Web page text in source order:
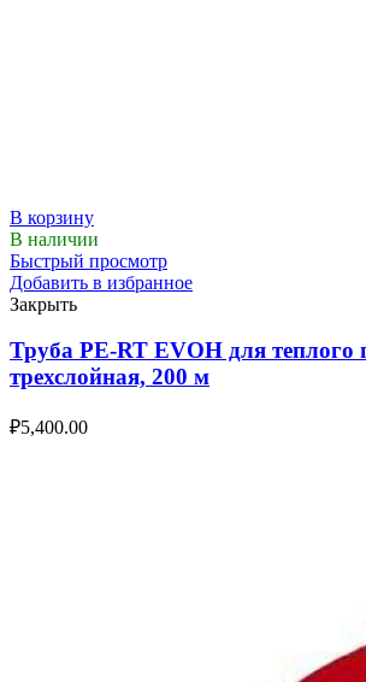
В корзину
В наличии
Быстрый просмотр
Добавить в избранное
Закрыть
Труба PE-RT EVOH для
трехслойная, 200 м
₽5,400.00